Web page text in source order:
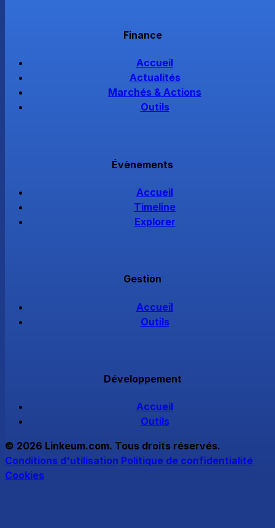
Finance
Accueil
Actualités
Marchés & Actions
Outils
Évènements
Accueil
Timeline
Explorer
Gestion
Accueil
Outils
Développement
Accueil
Outils
© 2026 Linkeum.com. Tous droits réservés.
Conditions d'utilisation Politique de confidentialité
Cookies